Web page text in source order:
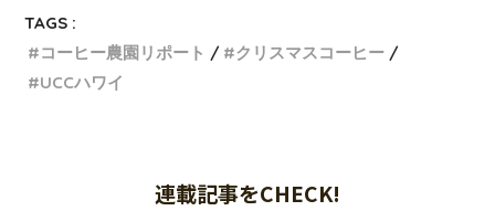
TAGS :
コーヒー農園リポート
クリスマスコーヒー
UCCハワイ
連載記事をCHECK!